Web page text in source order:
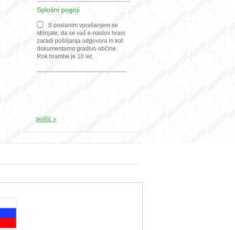
Splošni pogoji
S poslanim vprašanjem se
strinjate, da se vaš e-naslov hrani
zaradi pošiljanja odgovora in kot
dokumentarno gradivo občine.
Rok hrambe je 10 let.